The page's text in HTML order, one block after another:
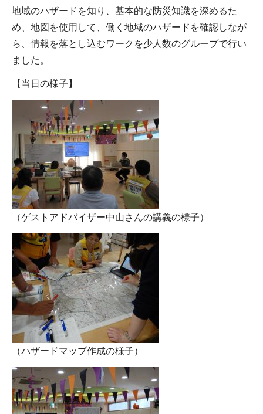
地域のハザードを知り、基本的な防災知識を深めるた
め、地図を使用して、働く地域のハザードを確認しなが
ら、情報を落とし込むワークを少人数のグループで行い
ました。
【当日の様子】
（ゲストアドバイザー中山さんの講義の様子）
（ハザードマップ作成の様子）